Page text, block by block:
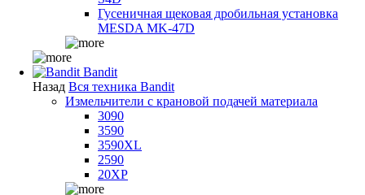
Гусеничная щековая дробильная установка
MESDA MK-47D
Bandit
Назад Вся техника Bandit
Измельчители с крановой подачей материала
3090
3590
3590XL
2590
20XP